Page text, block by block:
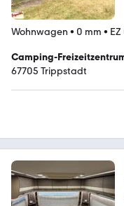
Wohnwagen • 0 mm •
Camping-
67705 Trippstadt